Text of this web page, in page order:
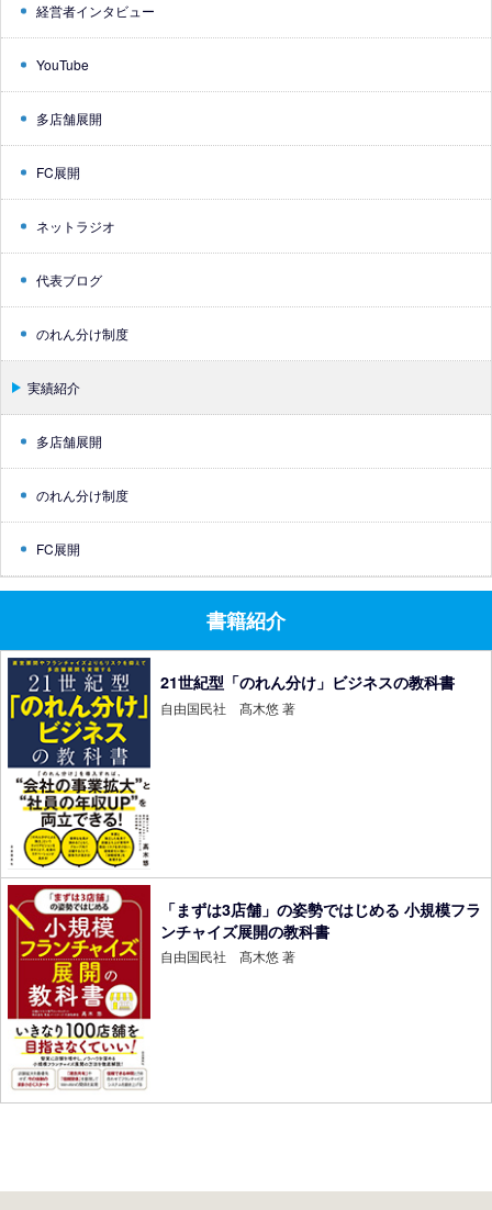
経営者インタビュー
YouTube
多店舗展開
FC展開
ネットラジオ
代表ブログ
のれん分け制度
実績紹介
多店舗展開
のれん分け制度
FC展開
書籍紹介
21世紀型「のれん分け」ビジネスの教科書
自由国民社 髙木悠 著
「まずは3店舗」の姿勢ではじめる 小規模フラ
ンチャイズ展開の教科書
自由国民社 髙木悠 著